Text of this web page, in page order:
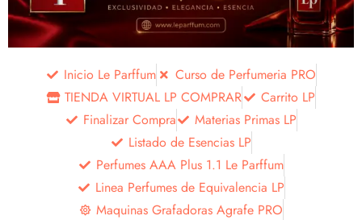
Inicio Le Parffum
Curso de Perfumeria PRO
TIENDA VIRTUAL LP COMPRAR
Carrito LP
Finalizar Compra
Materias Primas LP
Listado de Esencias LP
Perfumes AAA Plus 1.1 Le Parffum
Linea Perfumes de Equivalencia LP
Maquinas Grafadoras Agrafe PRO